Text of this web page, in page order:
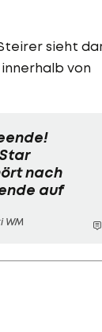
sieht
von
nach
auf
WM